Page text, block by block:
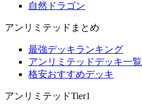
自然ドラゴン
アンリミテッドまとめ
最強デッキランキング
アンリミテッドデッキ一覧
格安おすすめデッキ
アンリミテッドTier1